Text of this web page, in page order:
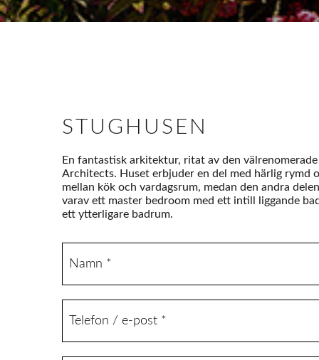
STUGHUSEN
En fantastisk arkitektur, ritat av den
Architects. Huset erbjuder en del med härlig rymd
mellan kök och vardagsrum, medan den andra
varav ett master bedroom med ett intill liggande
ett ytterligare badrum.